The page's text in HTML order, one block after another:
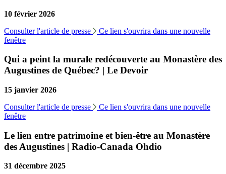
10 février 2026
Consulter l'article de presse
Ce lien s'ouvrira dans une nouvelle
fenêtre
Qui a peint la murale redécouverte au Monastère des
Augustines de Québec? | Le Devoir
15 janvier 2026
Consulter l'article de presse
Ce lien s'ouvrira dans une nouvelle
fenêtre
Le lien entre patrimoine et bien-être au Monastère
des Augustines | Radio-Canada Ohdio
31 décembre 2025